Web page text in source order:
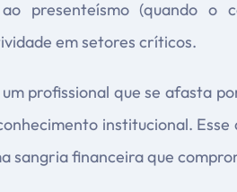
presenteísmo (quando o
em setores críticos.
profissional que se afasta
institucional.
sangria financeira que